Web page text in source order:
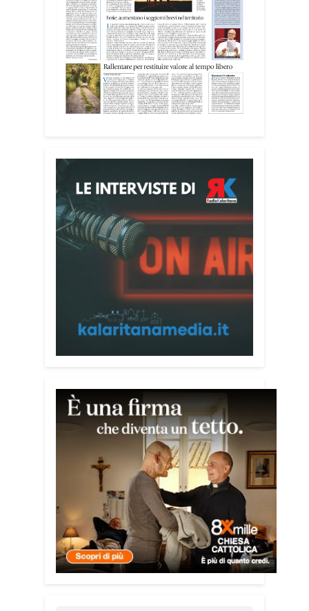
ambienti significa favorire accoglienza e
dignità», racconta Alessandro Adimari.
Tra i partecipanti anche i seminaristi,
impegnati accanto agli anziani della
casa di riposo Cristo Re.
«Un’esperienza di crescita umana e
Il programma dedica spazio anche ai
temi della pace e della cooperazione
nel Mediterraneo. Oggi pomeriggio, alla
Mediateca del Mediterraneo (MEM),
l’incontro con l’arcivescovo monsignor
Giuseppe Baturi ha approfondito il ruolo
dei giovani nella costruzione di ponti tra
culture e popoli, con un confronto
inserito nel percorso “Cagliari Città della
Pace e del Mediterraneo”, progetto che
promuove il dialogo e la collaborazione
tra le diverse realtà del bacino
Tra le testimonianze quella di Thea,
giovane libanese del Consiglio dei
Giovani del Mediterraneo della CEI: «Il
campo è molto più di un’esperienza di
volontariato: è un’opportunità per
costruire relazioni attraverso il servizio,
linguaggio universale capace di unire
persone diverse».
Condividi:
Facebook X